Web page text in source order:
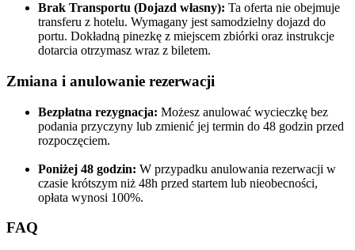
Brak Transportu (Dojazd własny): Ta oferta nie obejmuje
transferu z hotelu. Wymagany jest samodzielny dojazd do
portu. Dokładną pinezkę z miejscem zbiórki oraz instrukcje
dotarcia otrzymasz wraz z biletem.
Zmiana i anulowanie rezerwacji
Bezpłatna rezygnacja: Możesz anulować wycieczkę bez
podania przyczyny lub zmienić jej termin do 48 godzin przed
rozpoczęciem.
Poniżej 48 godzin: W przypadku anulowania rezerwacji w
czasie krótszym niż 48h przed startem lub nieobecności,
opłata wynosi 100%.
FAQ